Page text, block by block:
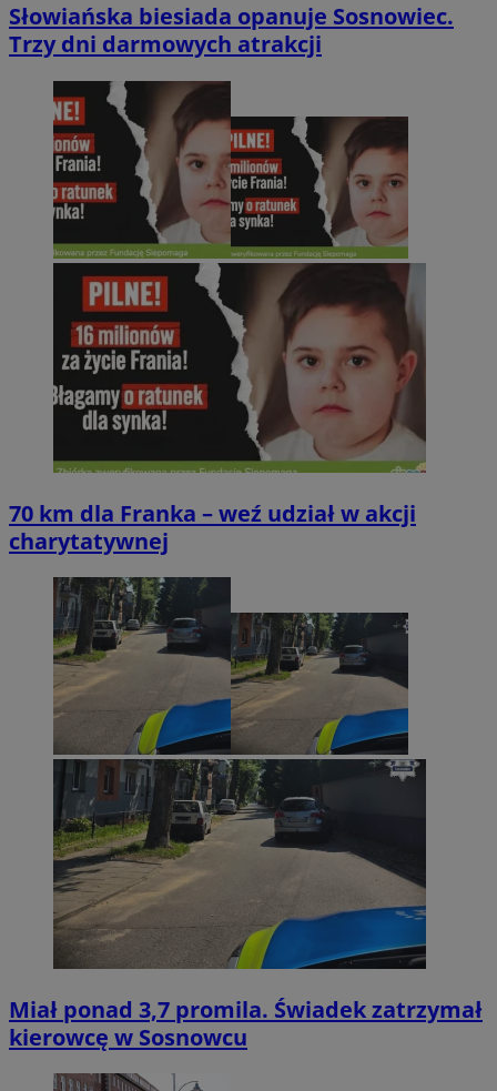
Słowiańska biesiada opanuje Sosnowiec.
Trzy dni darmowych atrakcji
70 km dla Franka – weź udział w akcji
charytatywnej
Miał ponad 3,7 promila. Świadek zatrzymał
kierowcę w Sosnowcu